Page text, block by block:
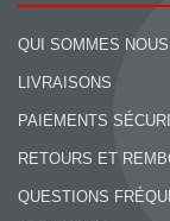
QUI SOMMES
LIVRAISONS
PAIEMENTS
RETOURS ET
QUESTIONS